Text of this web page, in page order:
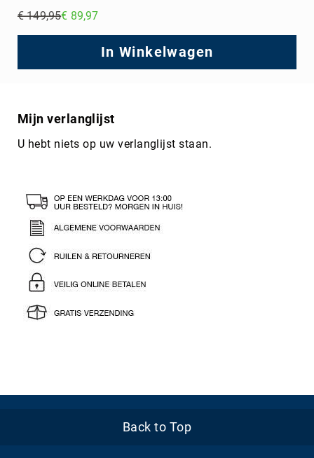
€ 149,95€ 89,97
In Winkelwagen
Mijn verlanglijst
U hebt niets op uw verlanglijst staan.
Back to Top